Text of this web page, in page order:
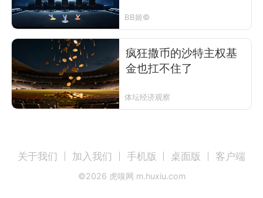
BB姬©
疯狂撒币的沙特主权基
金也扛不住了
体坛经济观察
关于我们 加入我们 手机版 桌面版 客户端
©2026 虎嗅网 m.huxiu.com